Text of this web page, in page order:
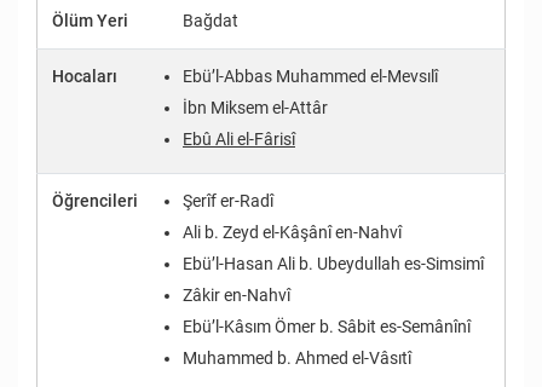
Ölüm Yeri Bağdat
Hocaları
Ebü’l-Abbas Muhammed el-Mevsılî
İbn Miksem el-Attâr
Ebû Ali el-Fârisî
Öğrencileri
Şerîf er-Radî
Ali b. Zeyd el-Kâşânî en-Nahvî
Ebü’l-Hasan Ali b. Ubeydullah es-Simsimî
Zâkir en-Nahvî
Ebü’l-Kâsım Ömer b. Sâbit es-Semânînî
Muhammed b. Ahmed el-Vâsıtî